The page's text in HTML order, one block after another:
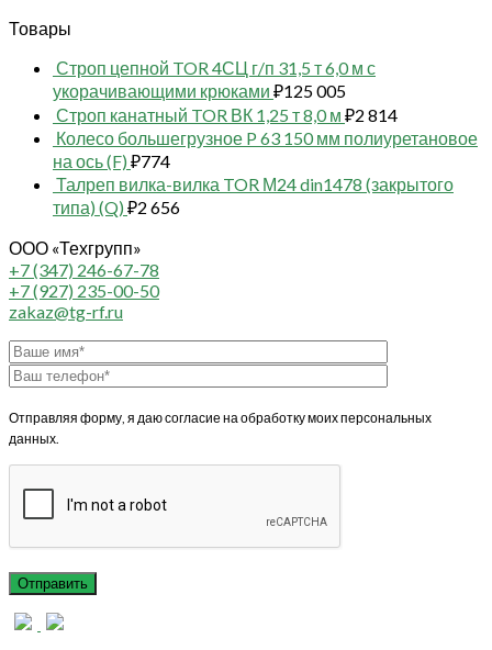
Товары
Строп цепной TOR 4СЦ г/п 31,5 т 6,0 м с
укорачивающими крюками ₽125 005
Строп канатный TOR ВК 1,25 т 8,0 м ₽2 814
Колесо большегрузное P 63 150 мм полиуретановое
на ось (F) ₽774
Талреп вилка-вилка TOR М24 din1478 (закрытого
типа) (Q) ₽2 656
ООО «Техгрупп»
+7 (347) 246-67-78
+7 (927) 235-00-50
zakaz@tg-rf.ru
Отправляя форму, я даю согласие на обработку моих персональных
данных.